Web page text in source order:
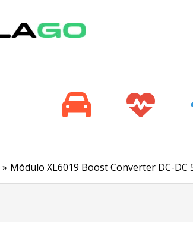
Módulo XL6019 Boost Converter DC-DC